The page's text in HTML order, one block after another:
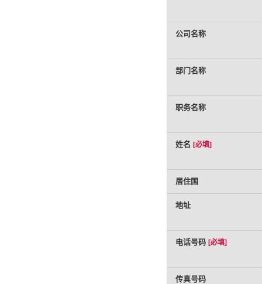
公司名称
部门名称
职务名称
姓名 [必填]
居住国
地址
电话号码 [必填]
传真号码